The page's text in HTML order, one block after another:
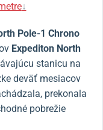
↓
Pole-1 Chrono
Expediton North
stanicu na
deväť mesiacov
prekonala
pobrežie